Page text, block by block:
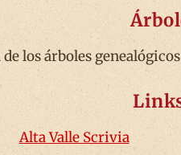
los árboles
Alta Valle Scrivia